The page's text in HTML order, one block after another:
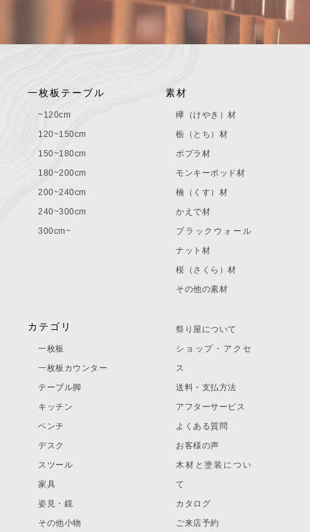
一枚板テーブル
~120cm
120~150cm
150~180cm
180~200cm
200~240cm
240~300cm
300cm~
素材
欅（けやき）材
栃（とち）材
ポプラ材
モンキーポッド材
楠（くす）材
かえで材
ブラックウォール
ナット材
桜（さくら）材
その他の素材
カテゴリ
一枚板
一枚板カウンター
テーブル脚
キッチン
ベンチ
デスク
スツール
家具
姿見・鏡
その他小物
祭り屋について
ショップ・アクセ
ス
送料・支払方法
アフターサービス
よくある質問
お客様の声
木材と塗装につい
て
カタログ
ご来店予約